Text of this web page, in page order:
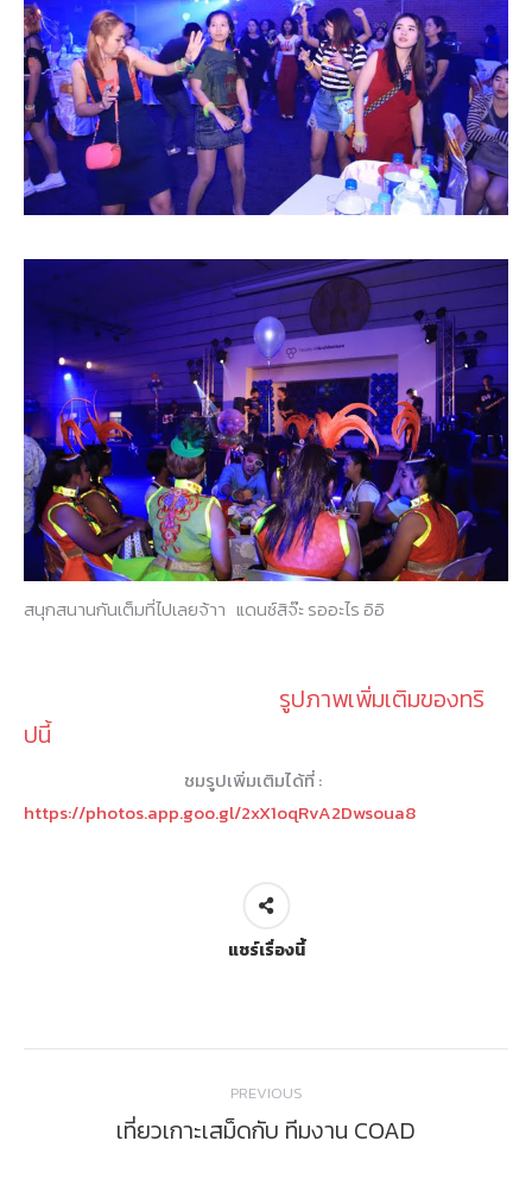
สนุกสนานกันเต็มที่ไปเลยจ้าา แดนซ์สิจ๊ะ รออะไร อิอิ
รูปภาพเพิ่มเติมของทริ
ปนี้
ชมรูปเพิ่มเติมได้ที่ :
https://photos.app.goo.gl/2xX1oqRvA2Dwsoua8
แชร์เรื่องนี้
navigation
PREVIOUS
Previous
เที่ยวเกาะเสม็ดกับ ทีมงาน COAD